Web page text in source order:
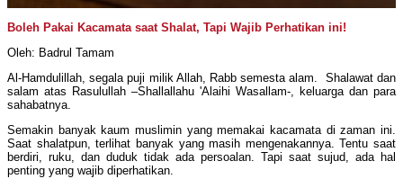
Boleh Pakai Kacamata saat Shalat, Tapi Wajib Perhatikan ini!
Oleh: Badrul Tamam
Al-Hamdulillah, segala puji milik Allah, Rabb semesta alam. Shalawat dan
salam atas Rasulullah –Shallallahu 'Alaihi Wasallam-, keluarga dan para
sahabatnya.
Semakin banyak kaum muslimin yang memakai kacamata di zaman ini.
Saat shalatpun, terlihat banyak yang masih mengenakannya. Tentu saat
berdiri, ruku, dan duduk tidak ada persoalan. Tapi saat sujud, ada hal
penting yang wajib diperhatikan.